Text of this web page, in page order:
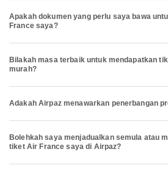
Apakah dokumen yang perlu saya bawa
France saya?
Bilakah masa terbaik untuk mendapatkan
murah?
Adakah Airpaz menawarkan penerbangan
Bolehkah saya menjadualkan semula atau
tiket Air France saya di Airpaz?